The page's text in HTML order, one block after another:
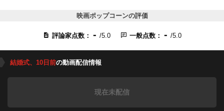
映画ポップコーンの評価
評論家点数： - /5.0 一般点数： - /5.0
結婚式、10日前の動画配信情報
現在未配信